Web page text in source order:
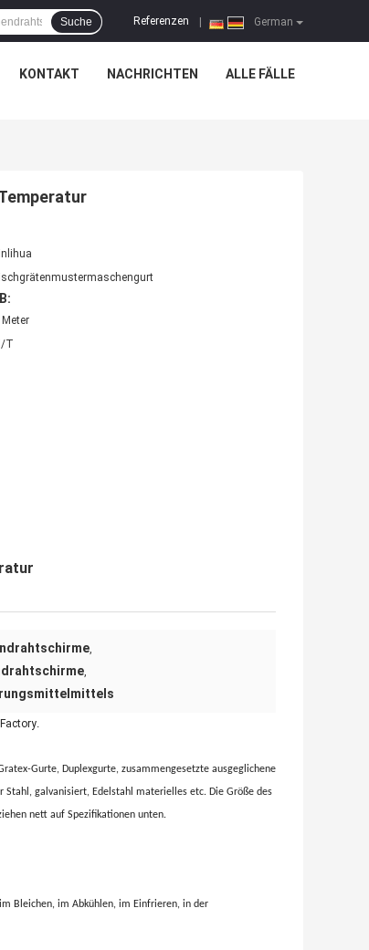
German
Referenzen
Suche
KONTAKT NACHRICHTEN ALLE FÄLLE
T
,
,
.
Gurte, Duplexgurte, zusammengesetzte ausgeglichene
galvanisiert, Edelstahl materielles etc. Die Größe des
nett auf Spezifikationen unten.
Bleichen, im Abkühlen, im Einfrieren, in der